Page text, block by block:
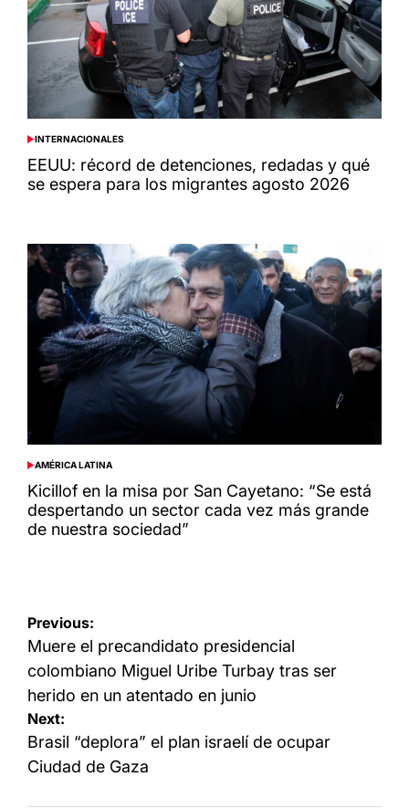
POSTED
IN
INTERNACIONALES
EEUU: récord de detenciones, redadas y qué
se espera para los migrantes agosto 2026
POSTED
IN
AMÉRICA LATINA
Kicillof en la misa por San Cayetano: “Se está
despertando un sector cada vez más grande
de nuestra sociedad”
Navegación
de
entradas
Previous:
Muere el precandidato presidencial
colombiano Miguel Uribe Turbay tras ser
herido en un atentado en junio
Next:
Brasil “deplora” el plan israelí de ocupar
Ciudad de Gaza